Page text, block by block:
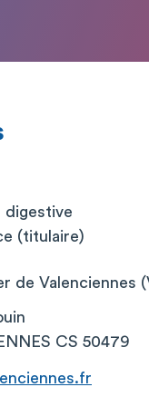
digestive
(titulaire)
de Valenciennes
CS 50479